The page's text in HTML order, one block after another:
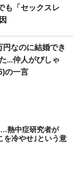
も「セックスレ
なのに結婚でき
...仲人がぴしゃ
の一言
熱中症研究者が
を冷やせ｣という意